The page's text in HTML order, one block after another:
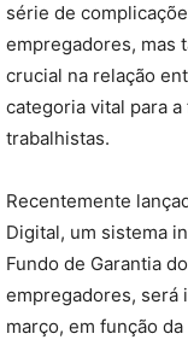
série de
empregadores, mas
crucial na relação
categoria vital para
trabalhistas.
Recentemente
Digital, um sistema
Fundo de Garantia
empregadores, será
março, em função